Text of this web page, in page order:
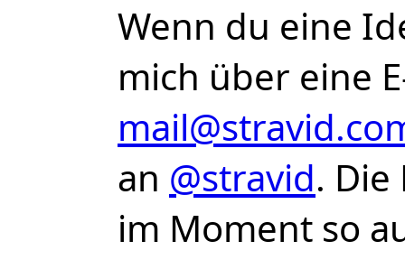
Wenn du eine
mich über eine
an @stravid.
im Moment so